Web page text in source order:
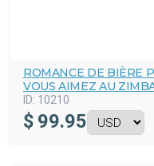
ROMANCE DE BIÈRE
VOUS AIMEZ AU
ID: 10210
$ 99.95